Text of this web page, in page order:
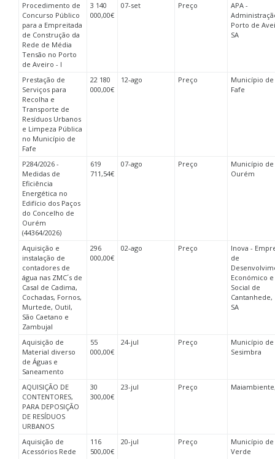
Procedimento de
Concurso Público
para a Empreitada
de Construção da
Rede de Média
Tensão no Porto
de Aveiro - I
3 140
000,00€
07-set Preço
APA -
Porto de
SA
Prestação de
Serviços para
Recolha e
Transporte de
Resíduos Urbanos
e Limpeza Pública
no Município de
Fafe
22 180
000,00€
12-ago Preço
Município de
Fafe
P284/2026 -
Medidas de
Eficiência
Energética no
Edifício dos Paços
do Concelho de
Ourém
(44364/2026)
619
711,54€
07-ago Preço
Município de
Ourém
Aquisição e
instalação de
contadores de
água nas ZMC´s de
Casal de Cadima,
Cochadas, Fornos,
Murtede, Outil,
São Caetano e
Zambujal
296
000,00€
02-ago Preço
Inova -
de
Económico e
Social de
Cantanhede,
SA
Aquisição de
Material diverso
de Águas e
Saneamento
55
000,00€
24-jul Preço
Município de
Sesimbra
AQUISIÇÃO DE
CONTENTORES,
PARA DEPOSIÇÃO
DE RESÍDUOS
URBANOS
30
300,00€
23-jul Preço
Aquisição de
Acessórios Rede
116
500,00€
20-jul Preço
Município de
Verde